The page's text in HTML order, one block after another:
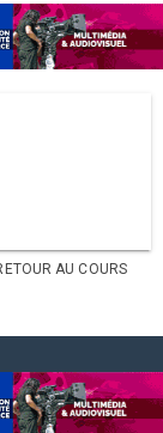
AU COURS